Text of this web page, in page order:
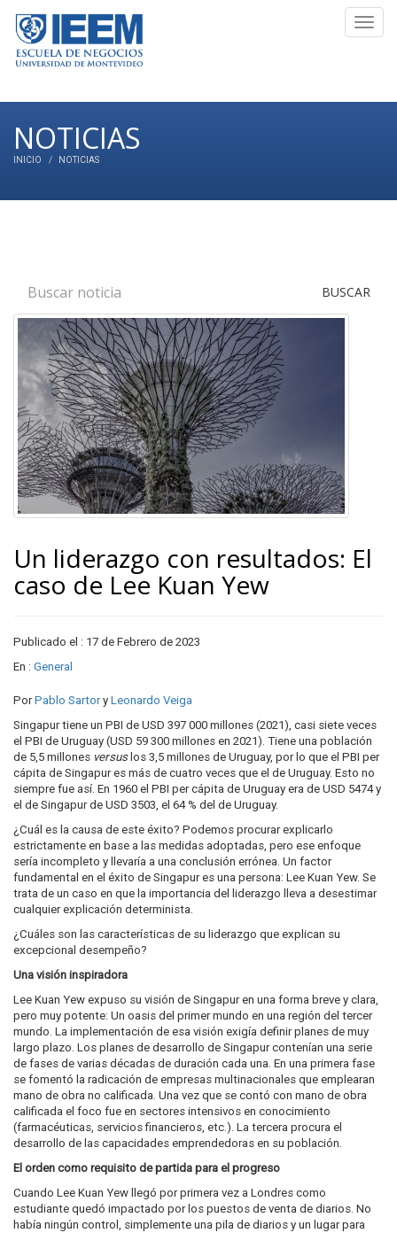
NOTICIAS
INICIO NOTICIAS
BUSCAR
Un liderazgo con resultados: El
caso de Lee Kuan Yew
Publicado el : 17 de Febrero de 2023
En : General
PorPablo Sartory Leonardo Veiga
Singapur tiene un PBI de USD 397 000 millones (2021), casi siete veces
el PBI de Uruguay (USD 59 300 millones en 2021). Tiene una población
de 5,5 millones versuslos 3,5 millones de Uruguay, por lo que el PBI per
cápita de Singapur es más de cuatro veces que el de Uruguay. Esto no
siempre fue así. En 1960 el PBI per cápita de Uruguay era de USD 5474 y
el de Singapur de USD 3503, el 64 % del de Uruguay.
¿Cuál es la causa de este éxito? Podemos procurar explicarlo
estrictamente en base a las medidas adoptadas, pero ese enfoque
sería incompleto y llevaría a una conclusión errónea. Un factor
fundamental en el éxito de Singapur es una persona: Lee Kuan Yew. Se
trata de un caso en que la importancia del liderazgo lleva a desestimar
cualquier explicación determinista.
¿Cuáles son las características de su liderazgo que explican su
excepcional desempeño?
Una visión inspiradora
Lee Kuan Yew expuso su visión de Singapur en una forma breve y clara,
pero muy potente: Un oasis del primer mundo en una región del tercer
mundo. La implementación de esa visión exigía definir planes de muy
largo plazo. Los planes de desarrollo de Singapur contenían una serie
de fases de varias décadas de duración cada una. En una primera fase
se fomentó la radicación de empresas multinacionales que emplearan
mano de obra no calificada. Una vez que se contó con mano de obra
calificada el foco fue en sectores intensivos en conocimiento
(farmacéuticas, servicios financieros, etc.). La tercera procura el
desarrollo de las capacidades emprendedoras en su población.
El orden como requisito de partida para el progreso
Cuando Lee Kuan Yew llegó por primera vez a Londres como
estudiante quedó impactado por los puestos de venta de diarios. No
había ningún control, simplemente una pila de diarios y un lugar para